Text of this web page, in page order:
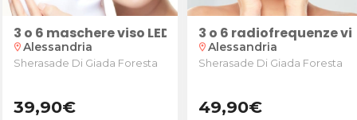
Maggiore o Maple Academy San Vito al
- Montecchio Maggiore o Maple Academy
presenza o online da British Institutes
in presenza o online
3 o 6 maschere viso LED con detersione e crema
location_on Alessandria
Sherasade Di Giada Foresta
39,90€
3 o 6 radiofrequenze
location_on Alessandria
Sherasade Di Giada Foresta
49,90€